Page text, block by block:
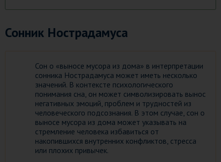
Сонник Нострадамуса
Сон о «выносе мусора из дома» в интерпретации
сонника Нострадамуса может иметь несколько
значений. В контексте психологического
понимания сна, он может символизировать вынос
негативных эмоций, проблем и трудностей из
человеческого подсознания. В этом случае, сон о
выносе мусора из дома может указывать на
стремление человека избавиться от
накопившихся внутренних конфликтов, стресса
или плохих привычек.